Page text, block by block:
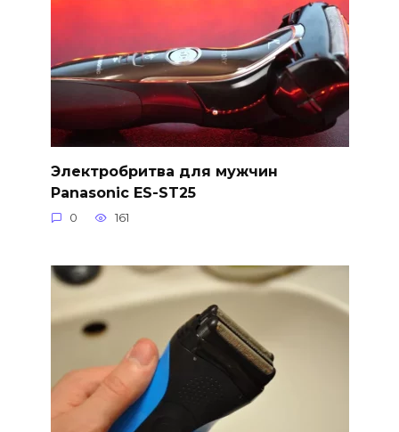
Электробритва для мужчин
Panasonic ES-ST25
0 161